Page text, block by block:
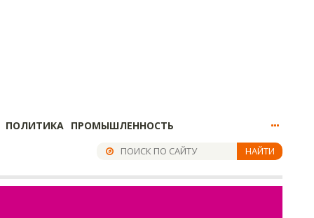
ПОЛИТИКА ПРОМЫШЛЕННОСТЬ
НАЙТИ